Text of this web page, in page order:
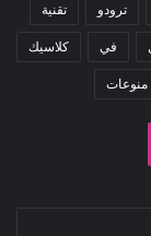
ترودو تقنية
في كلاسيك
منوعات